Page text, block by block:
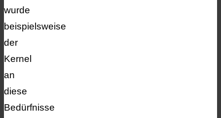
wurde
beispielsweise
der
Kernel
an
diese
Bedürfnisse